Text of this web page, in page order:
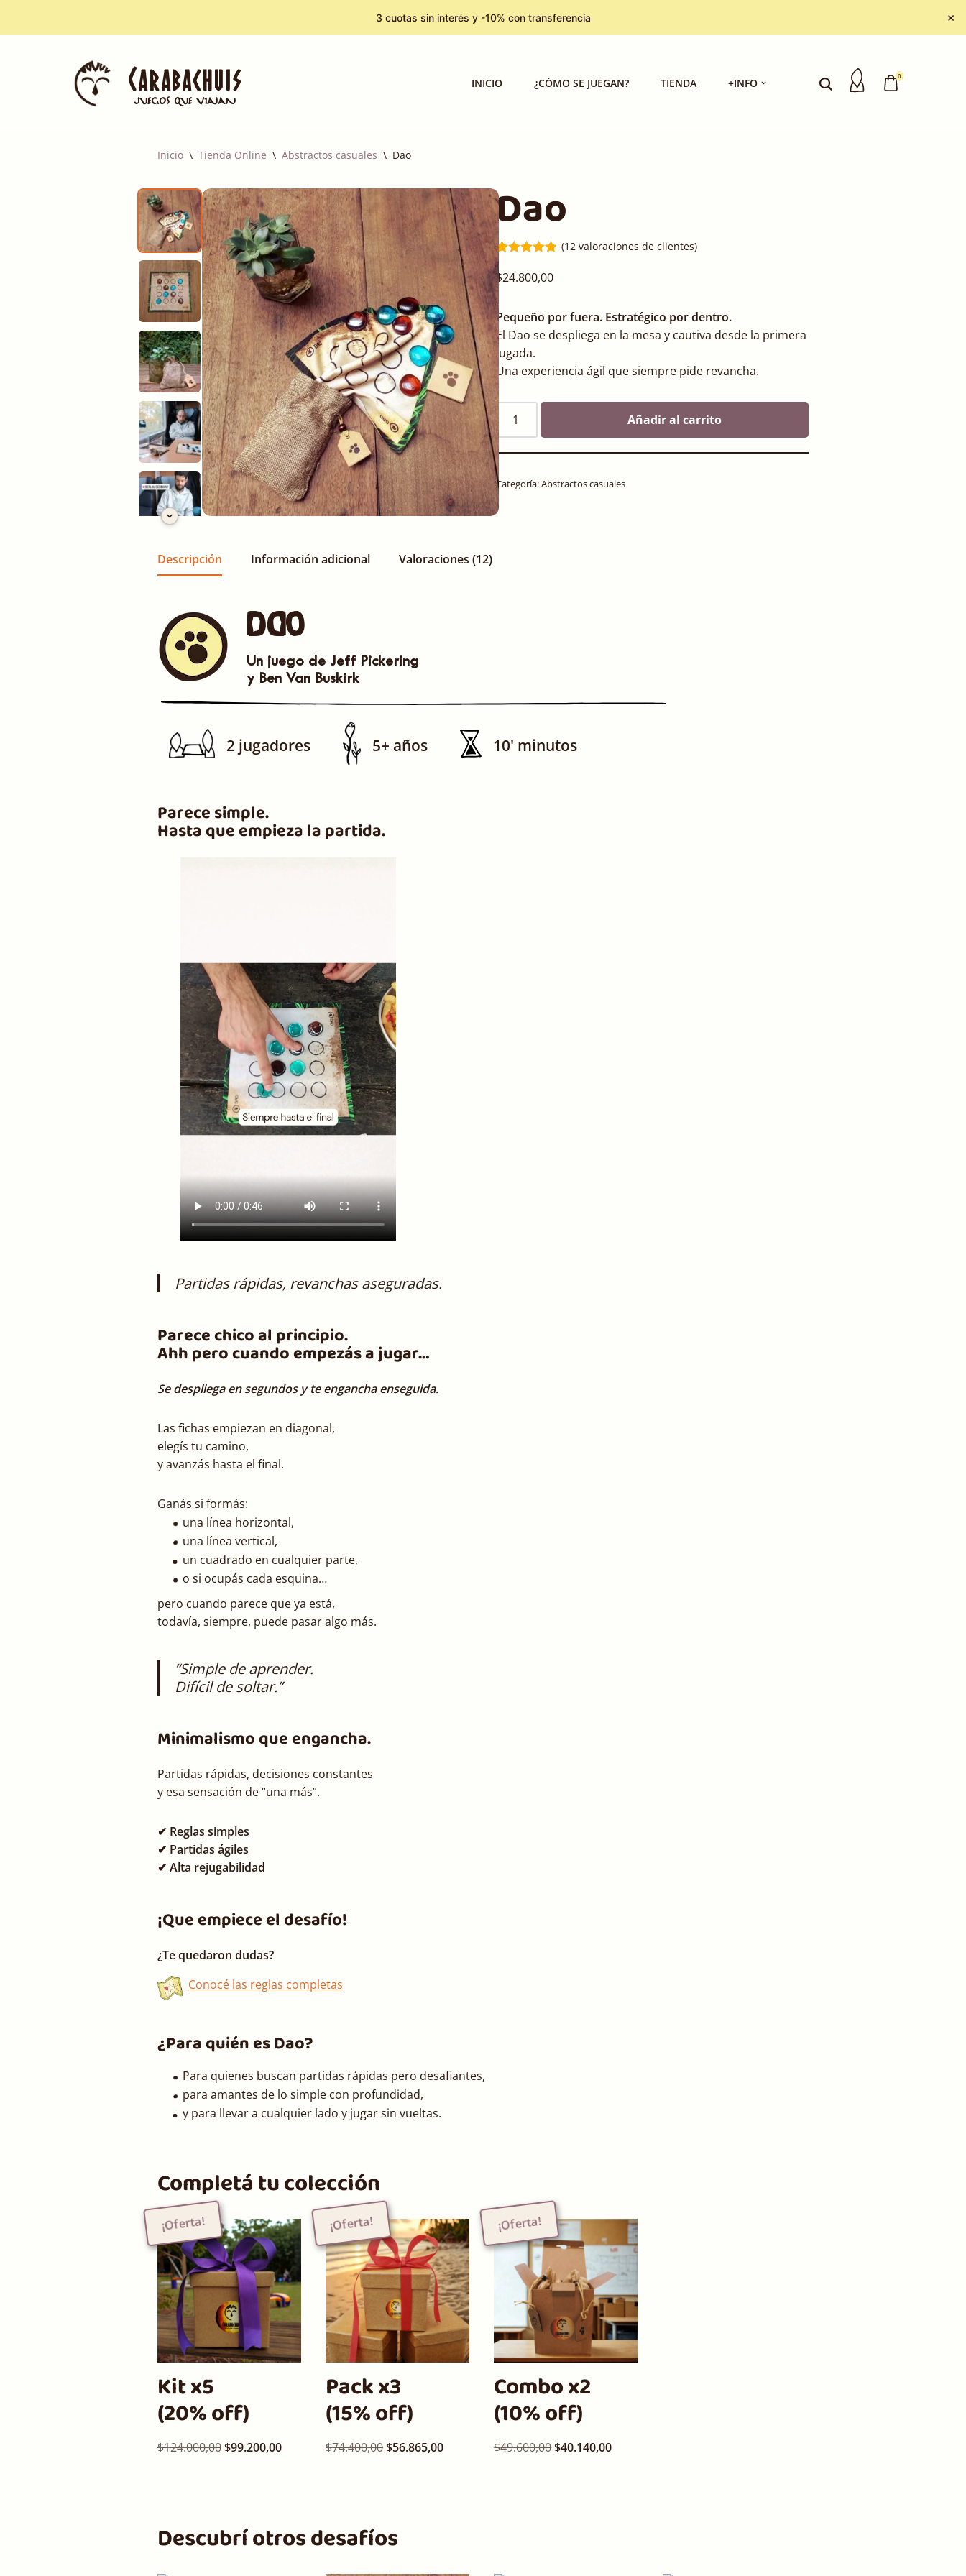
3 cuotas sin interés y -10% con transferencia ×
Carabachuis
Juegos que viajan
INICIO ¿CÓMO SE JUEGAN? TIENDA +INFO
0
Inicio \ Tienda Online \ Abstractos casuales \ Dao
Dao
Valorado
con 4.83 de
5 en base
a
12
valoraciones
de clientes
(12valoraciones de clientes)
$24.800,00
Pequeño por fuera. Estratégico por dentro.
El Dao se despliega en la mesa y cautiva desde la primera
jugada.
Una experiencia ágil que siempre pide revancha.
Añadir al carrito
Categoría:Abstractos casuales
Descripción Información adicional Valoraciones (12)
Dao
Un juego de Jeff Pickering
y Ben Van Buskirk
2 jugadores 5+ años 10' minutos
Parece simple.
Hasta que empieza la partida.
Partidas rápidas, revanchas aseguradas.
Parece chico al principio.
Ahh pero cuando empezás a jugar…
Se despliega en segundos y te engancha enseguida.
Las fichas empiezan en diagonal,
elegís tu camino,
y avanzás hasta el final.
Ganás si formás:
una línea horizontal,
una línea vertical,
un cuadrado en cualquier parte,
o si ocupás cada esquina…
pero cuando parece que ya está,
todavía, siempre, puede pasar algo más.
“Simple de aprender.
Difícil de soltar.”
Minimalismo que engancha.
Partidas rápidas, decisiones constantes
y esa sensación de “una más”.
✔ Reglas simples
✔ Partidas ágiles
✔ Alta rejugabilidad
¡Que empiece el desafío!
¿Te quedaron dudas?
Conocé las reglas completas
¿Para quién es Dao?
Para quienes buscan partidas rápidas pero desafiantes,
para amantes de lo simple con profundidad,
y para llevar a cualquier lado y jugar sin vueltas.
Completá tu colección
¡Oferta!
Kit x5
(20% off)
$124.000,00$99.200,00
¡Oferta!
Pack x3
(15% off)
$74.400,00$56.865,00
¡Oferta!
Combo x2
(10% off)
$49.600,00$40.140,00
Descubrí otros desafíos